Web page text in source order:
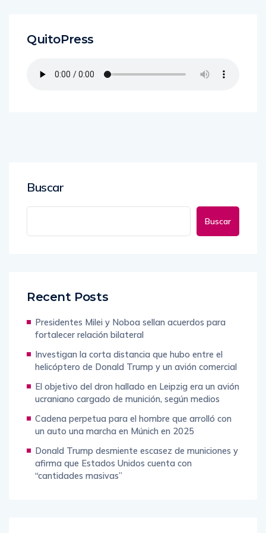
QuitoPress
Buscar
Buscar
Recent Posts
Presidentes Milei y Noboa sellan acuerdos para
fortalecer relación bilateral
Investigan la corta distancia que hubo entre el
helicóptero de Donald Trump y un avión comercial
El objetivo del dron hallado en Leipzig era un avión
ucraniano cargado de munición, según medios
Cadena perpetua para el hombre que arrolló con
un auto una marcha en Múnich en 2025
Donald Trump desmiente escasez de municiones y
afirma que Estados Unidos cuenta con
“cantidades masivas”